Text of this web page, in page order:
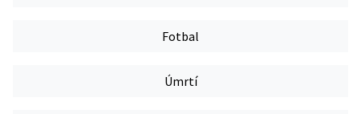
Fotbal
Úmrtí